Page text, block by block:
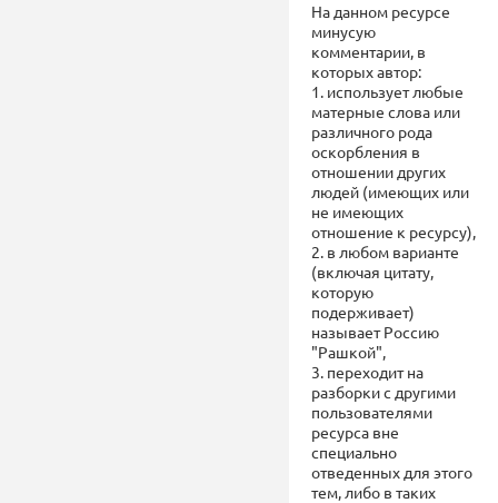
На данном ресурсе
минусую
комментарии, в
которых автор:
1. использует любые
матерные слова или
различного рода
оскорбления в
отношении других
людей (имеющих или
не имеющих
отношение к ресурсу),
2. в любом варианте
(включая цитату,
которую
подерживает)
называет Россию
"Рашкой",
3. переходит на
разборки с другими
пользователями
ресурса вне
специально
отведенных для этого
тем, либо в таких